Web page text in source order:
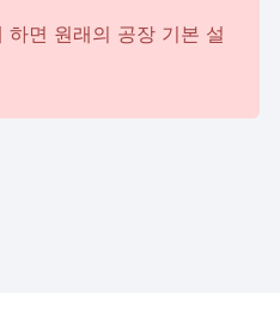
면 원래의 공장 기본 설